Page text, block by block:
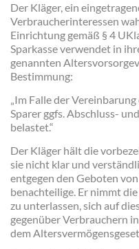
Der Kläger, ein
Verbraucherinteressen
Einrichtung gemäß § 4
Sparkasse verwendet in
genannten
Bestimmung:
„Im Falle der
Sparer ggfs. Abschluss-
belastet.“
Der Kläger hält die
sie nicht klar und
entgegen den Geboten
benachteilige. Er nimmt
zu unterlassen, sich auf
gegenüber Verbrauchern
dem